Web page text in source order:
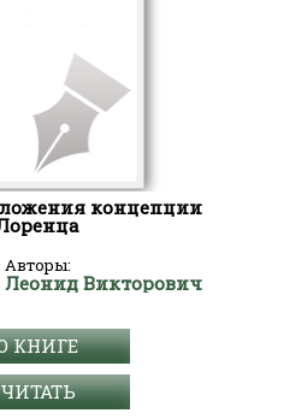
концепции
Авторы:
Викторович
КНИГЕ
ЧИТАТЬ